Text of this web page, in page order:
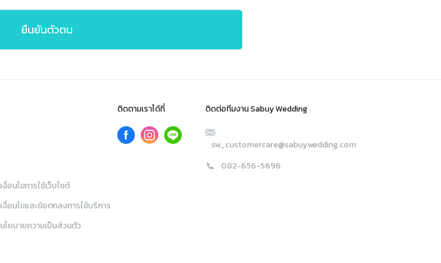
ยืนยันตัวตน
เงื่อนไขการใช้เว็บไซต์
เงื่อนไขและข้อตกลงการใช้บริการ
นโยบายความเป็นส่วนตัว
ติดตามเราได้ที่ ติดต่อทีมงาน Sabuy Wedding
sw_customercare@sabuywedding.com
082-656-5696